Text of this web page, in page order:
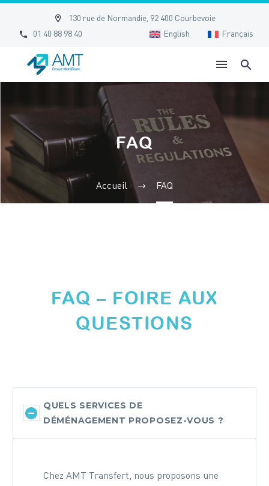

 130 rue de Normandie, 92 400 Courbevoie

 01 40 88 98 40 English Français
FAQ
Accueil FAQ
FAQ – FOIRE AUX
QUESTIONS
QUELS SERVICES DE
DÉMÉNAGEMENT PROPOSEZ-VOUS ?
Chez AMT Transfert, nous proposons une